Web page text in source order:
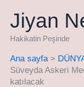
Jiyan
Hakikatin Peşinde
Ana sayfa
Süveyda Askeri
katılacak